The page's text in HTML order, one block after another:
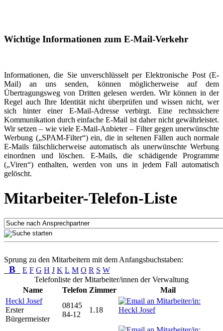
Wichtige Informationen zum E-Mail-Verkehr
Informationen, die Sie unverschlüsselt per Elektronische Post (E-
Mail) an uns senden, können möglicherweise auf dem
Übertragungsweg von Dritten gelesen werden. Wir können in der
Regel auch Ihre Identität nicht überprüfen und wissen nicht, wer
sich hinter einer E-Mail-Adresse verbirgt. Eine rechtssichere
Kommunikation durch einfache E-Mail ist daher nicht gewährleistet.
Wir setzen – wie viele E-Mail-Anbieter – Filter gegen unerwünschte
Werbung („SPAM-Filter“) ein, die in seltenen Fällen auch normale
E-Mails fälschlicherweise automatisch als unerwünschte Werbung
einordnen und löschen. E-Mails, die schädigende Programme
(„Viren“) enthalten, werden von uns in jedem Fall automatisch
gelöscht.
Mitarbeiter-Telefon-Liste
Sprung zu den Mitarbeitern mit dem Anfangsbuchstaben:
B E F G H J K L M O R S W
Telefonliste der Mitarbeiter/innen der Verwaltung
Name
Telefon Zimmer
Mail
Heckl Josef
Erster
Bürgermeister
08145
84-12
1.18